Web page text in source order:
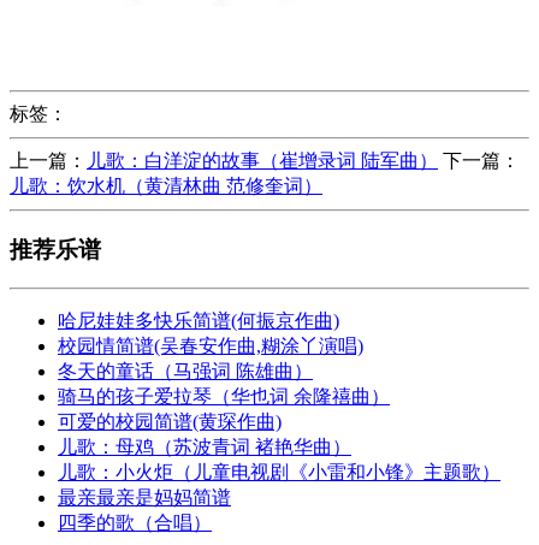
标签：
上一篇： 儿歌：白洋淀的故事（崔增录词 陆军曲）
下一篇：
儿歌：饮水机（黄清林曲 范修奎词）
推荐乐谱
哈尼娃娃多快乐简谱(何振京作曲)
校园情简谱(吴春安作曲,糊涂丫演唱)
冬天的童话（马强词 陈雄曲）
骑马的孩子爱拉琴（华也词 余隆禧曲）
可爱的校园简谱(黄琛作曲)
儿歌：母鸡（苏波青词 褚艳华曲）
儿歌：小火炬（儿童电视剧《小雷和小锋》主题歌）
最亲最亲是妈妈简谱
四季的歌（合唱）